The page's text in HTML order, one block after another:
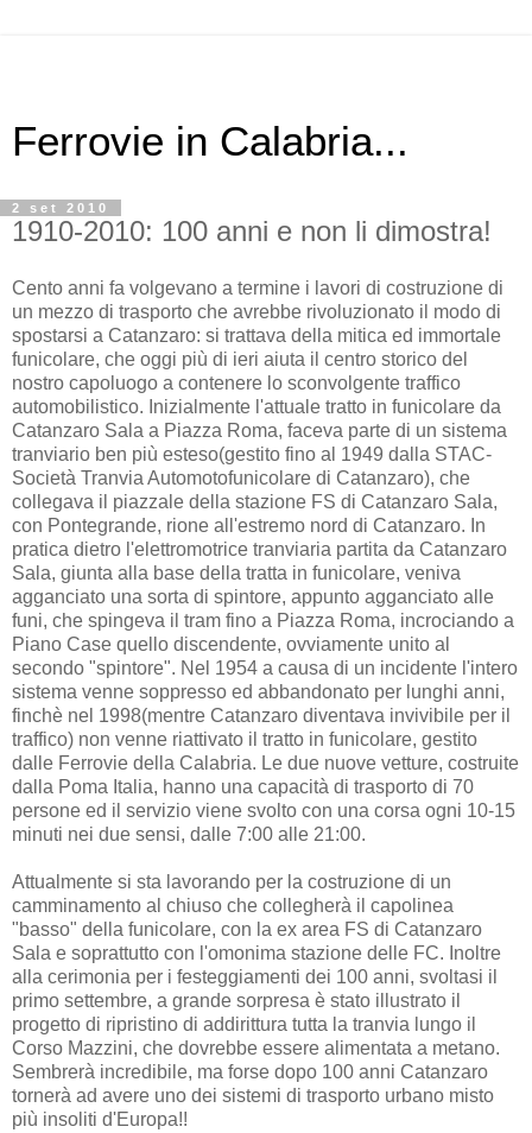
Ferrovie in Calabria...
2 set 2010
1910-2010: 100 anni e non li dimostra!
Cento anni fa volgevano a termine i lavori di costruzione di
un mezzo di trasporto che avrebbe rivoluzionato il modo di
spostarsi a Catanzaro: si trattava della mitica ed immortale
funicolare, che oggi più di ieri aiuta il centro storico del
nostro capoluogo a contenere lo sconvolgente traffico
automobilistico. Inizialmente l'attuale tratto in funicolare da
Catanzaro Sala a Piazza Roma, faceva parte di un sistema
tranviario ben più esteso(gestito fino al 1949 dalla STAC-
Società Tranvia Automotofunicolare di Catanzaro), che
collegava il piazzale della stazione FS di Catanzaro Sala,
con Pontegrande, rione all'estremo nord di Catanzaro. In
pratica dietro l'elettromotrice tranviaria partita da Catanzaro
Sala, giunta alla base della tratta in funicolare, veniva
agganciato una sorta di spintore, appunto agganciato alle
funi, che spingeva il tram fino a Piazza Roma, incrociando a
Piano Case quello discendente, ovviamente unito al
secondo "spintore". Nel 1954 a causa di un incidente l'intero
sistema venne soppresso ed abbandonato per lunghi anni,
finchè nel 1998(mentre Catanzaro diventava invivibile per il
traffico) non venne riattivato il tratto in funicolare, gestito
dalle Ferrovie della Calabria. Le due nuove vetture, costruite
dalla Poma Italia, hanno una capacità di trasporto di 70
persone ed il servizio viene svolto con una corsa ogni 10-15
minuti nei due sensi, dalle 7:00 alle 21:00.
Attualmente si sta lavorando per la costruzione di un
camminamento al chiuso che collegherà il capolinea
"basso" della funicolare, con la ex area FS di Catanzaro
Sala e soprattutto con l'omonima stazione delle FC. Inoltre
alla cerimonia per i festeggiamenti dei 100 anni, svoltasi il
primo settembre, a grande sorpresa è stato illustrato il
progetto di ripristino di addirittura tutta la tranvia lungo il
Corso Mazzini, che dovrebbe essere alimentata a metano.
Sembrerà incredibile, ma forse dopo 100 anni Catanzaro
tornerà ad avere uno dei sistemi di trasporto urbano misto
più insoliti d'Europa!!